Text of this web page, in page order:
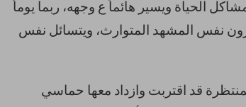
الحياة ويسير هائماً ع وجهه، ربما يوماً
نفس المشهد المتوارث، ويتسائل نفس
قد اقتربت وازداد معها حماسي